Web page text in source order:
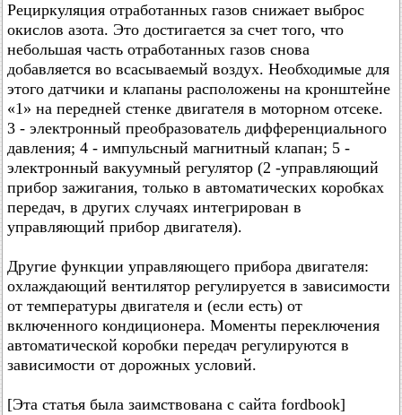
Рециркуляция отработанных газов снижает выброс
окислов азота. Это достигается за счет того, что
небольшая часть отработанных газов снова
добавляется во всасываемый воздух. Необходимые для
этого датчики и клапаны расположены на кронштейне
«1» на передней стенке двигателя в моторном отсеке.
3 - электронный преобразователь дифференциального
давления; 4 - импульсный магнитный клапан; 5 -
электронный вакуумный регулятор (2 -управляющий
прибор зажигания, только в автоматических коробках
передач, в других случаях интегрирован в
управляющий прибор двигателя).
Другие функции управляющего прибора двигателя:
охлаждающий вентилятор регулируется в зависимости
от температуры двигателя и (если есть) от
включенного кондиционера. Моменты переключения
автоматической коробки передач регулируются в
зависимости от дорожных условий.
[Эта статья была заимствована с сайта fordbook]